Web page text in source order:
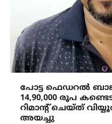
പോട്ട ഫെഡറൽ
14,90,000 രൂപ
റിമാന്റ് ചെയ്ത്
അയച്ചു